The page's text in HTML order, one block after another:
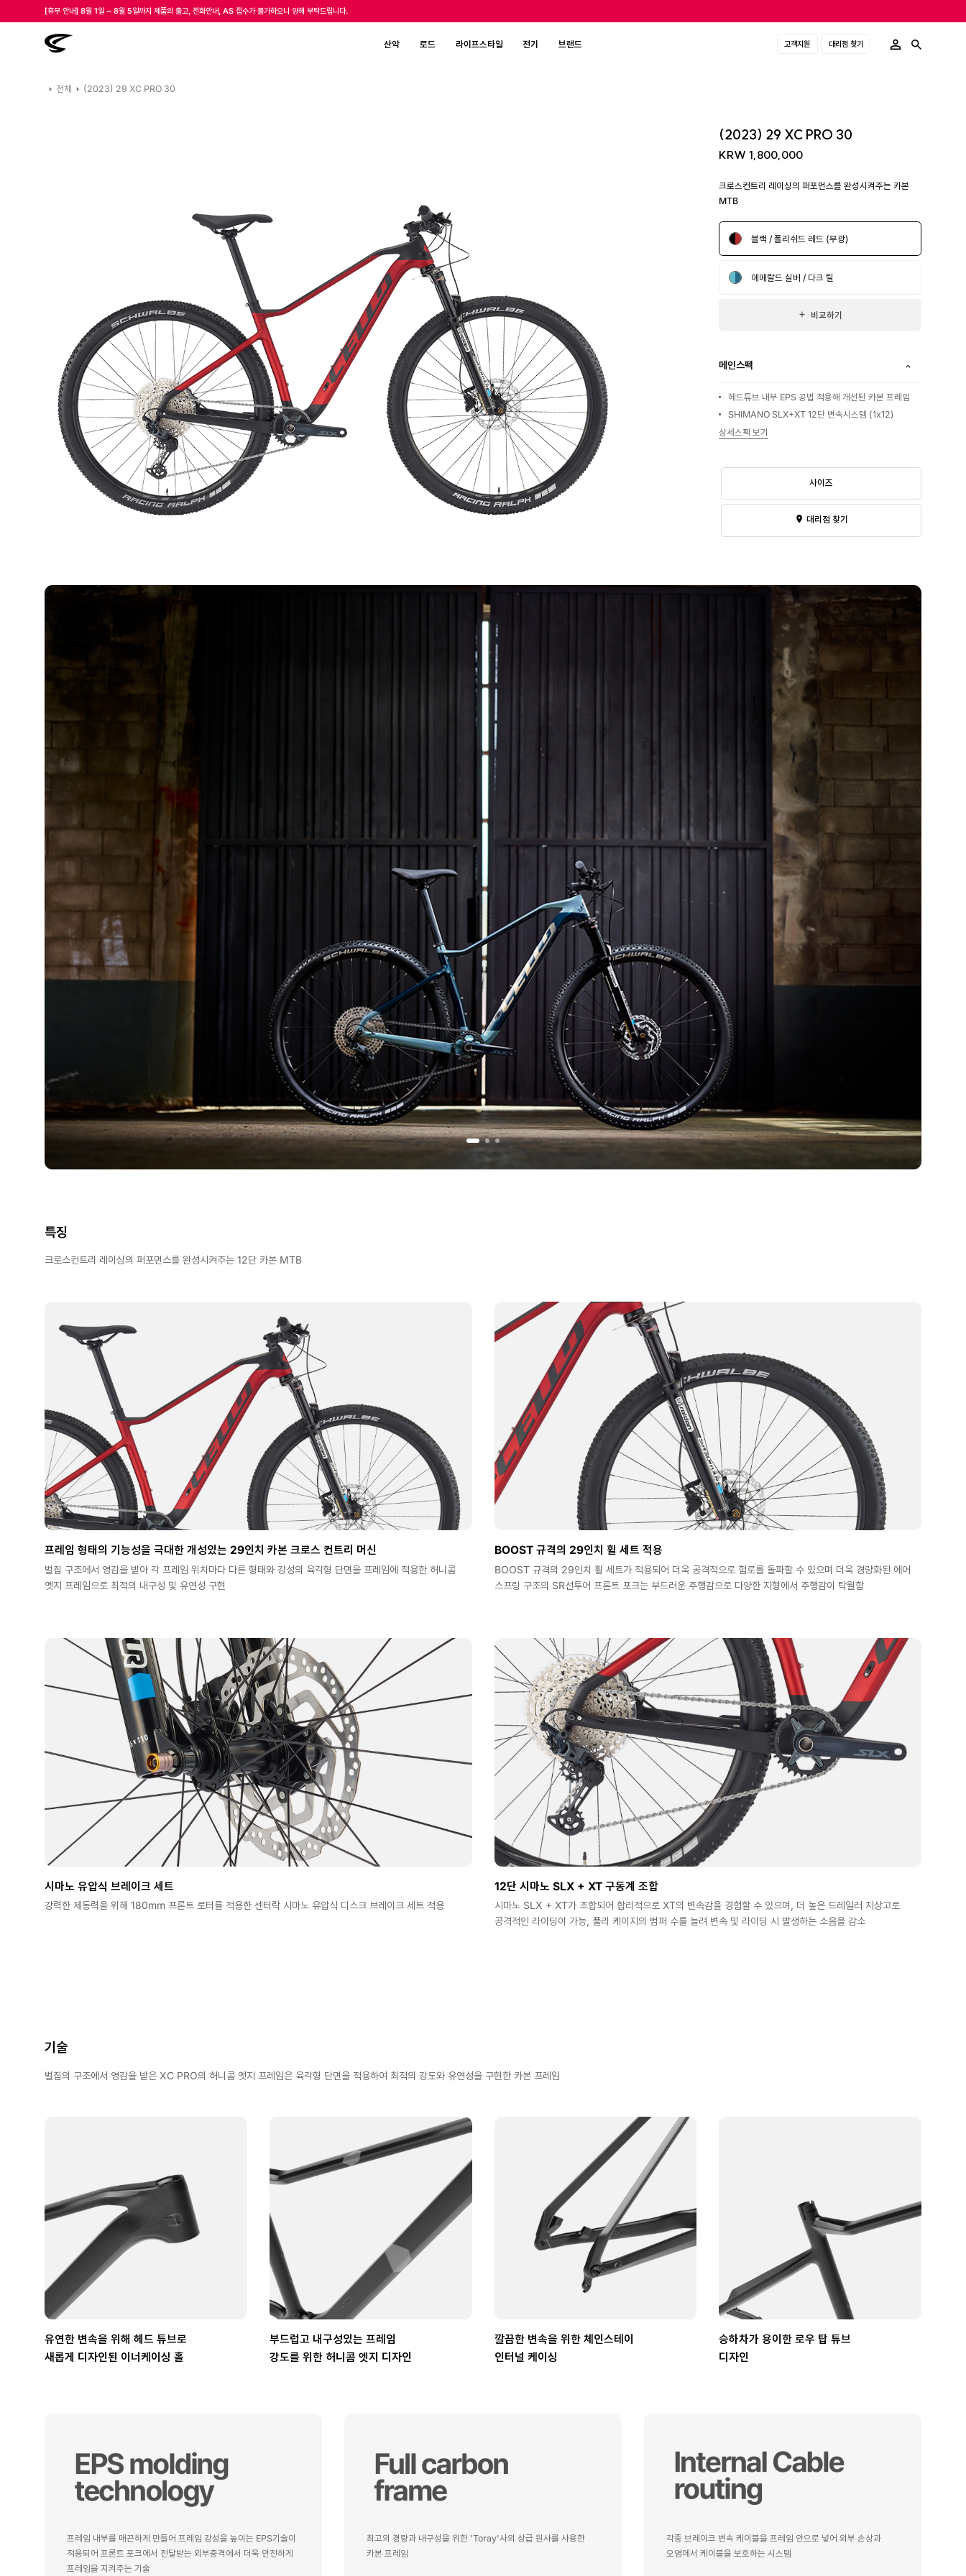
[휴무 안내] 8월 1일 ~ 8월 5일까지 제품의 출고, 전화안내, AS 접수가 불가하오니 양해 부탁드립니다.
모든 첼로자전거 대리점은 고유가 피해지원금을 사용할 수 있습니다.
첼로 전 제품 삼성카드 / KB국민카드 12개월 무이자 할부 행사를 진행하고 있습니다.
산악 로드 라이프스타일 전기 브랜드 고객지원 대리점 찾기
전체 (2023) 29 XC PRO 30
(2023) 29 XC PRO 30
KRW 1,800,000
크로스컨트리 레이싱의 퍼포먼스를 완성시켜주는 카본
MTB
블랙 / 폴리쉬드 레드 (무광)
에메랄드 실버 / 다크 틸
비교하기
메인스펙
헤드튜브 내부 EPS 공법 적용해 개선된 카본 프레임
SHIMANO SLX+XT 12단 변속시스템 (1x12)
상세스펙 보기
사이즈
대리점 찾기
특징
크로스컨트리 레이싱의 퍼포먼스를 완성시켜주는 12단 카본 MTB
프레임 형태의 기능성을 극대한 개성있는 29인치 카본 크로스 컨트리 머신
벌집 구조에서 영감을 받아 각 프레임 위치마다 다른 형태와 강성의 육각형 단면을 프레임에 적용한 허니콤
엣지 프레임으로 최적의 내구성 및 유연성 구현
BOOST 규격의 29인치 휠 세트 적용
BOOST 규격의 29인치 휠 세트가 적용되어 더욱 공격적으로 험로를 돌파할 수 있으며 더욱 경량화된 에어
스프링 구조의 SR선투어 프론트 포크는 부드러운 주행감으로 다양한 지형에서 주행감이 탁월함
시마노 유압식 브레이크 세트
강력한 제동력을 위해 180mm 프론트 로터를 적용한 센터락 시마노 유압식 디스크 브레이크 세트 적용
12단 시마노 SLX + XT 구동계 조합
시마노 SLX + XT가 조합되어 합리적으로 XT의 변속감을 경험할 수 있으며, 더 높은 드레일러 지상고로
공격적인 라이딩이 가능, 풀리 케이지의 범퍼 수를 늘려 변속 및 라이딩 시 발생하는 소음을 감소
기술
벌집의 구조에서 영감을 받은 XC PRO의 허니콤 엣지 프레임은 육각형 단면을 적용하여 최적의 강도와 유연성을 구현한 카본 프레임
유연한 변속을 위해 헤드 튜브로
새롭게 디자인된 이너케이싱 홀
부드럽고 내구성있는 프레임
강도를 위한 허니콤 엣지 디자인
깔끔한 변속을 위한 체인스테이
인터널 케이싱
승하차가 용이한 로우 탑 튜브
디자인
프레임 내부를 매끈하게 만들어 프레임 강성을 높이는 EPS기술이
적용되어 프론트 포크에서 전달받는 외부충격에서 더욱 안전하게
프레임을 지켜주는 기술
최고의 경량과 내구성을 위한 'Toray'사의 상급 원사를 사용한
카본 프레임
각종 브레이크 변속 케이블을 프레임 안으로 넣어 외부 손상과
오염에서 케이블을 보호하는 시스템